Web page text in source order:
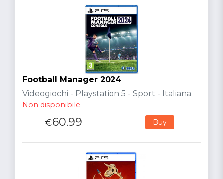
Football Manager 2024
Videogiochi - Playstation 5 - Sport - Italiana
Non disponibile
€60.99 Buy